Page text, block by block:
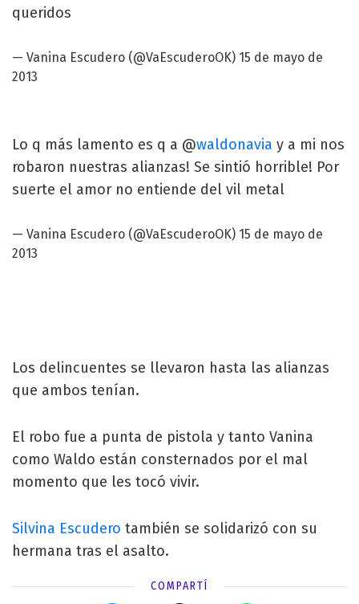
queridos
— Vanina Escudero (@VaEscuderoOK) 15 de mayo de
2013
Lo q más lamento es q a @waldonavia y a mi nos
robaron nuestras alianzas! Se sintió horrible! Por
suerte el amor no entiende del vil metal
— Vanina Escudero (@VaEscuderoOK) 15 de mayo de
2013
Los delincuentes se llevaron hasta las alianzas
que ambos tenían.
El robo fue a punta de pistola y tanto Vanina
como Waldo están consternados por el mal
momento que les tocó vivir.
Silvina Escudero también se solidarizó con su
hermana tras el asalto.
COMPARTÍ